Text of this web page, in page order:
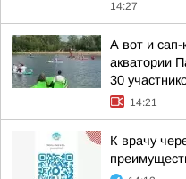
14:27
А вот и сап-
акватории
30
14:21
К врачу